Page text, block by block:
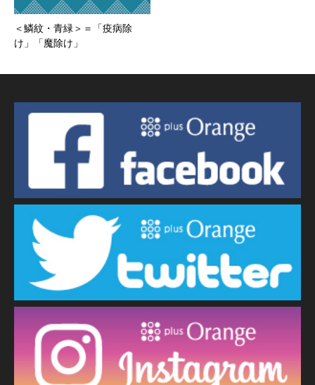
＜鱗紋・青緑＞＝「疫病除
け」「魔除け」